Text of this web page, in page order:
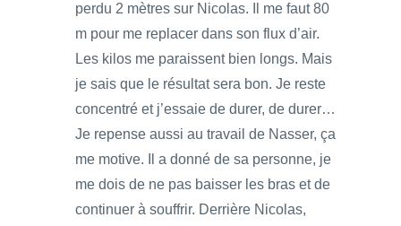
perdu 2 mètres sur Nicolas. Il me faut 80
m pour me replacer dans son flux d’air.
Les kilos me paraissent bien longs. Mais
je sais que le résultat sera bon. Je reste
concentré et j’essaie de durer, de durer…
Je repense aussi au travail de Nasser, ça
me motive. Il a donné de sa personne, je
me dois de ne pas baisser les bras et de
continuer à souffrir. Derrière Nicolas,